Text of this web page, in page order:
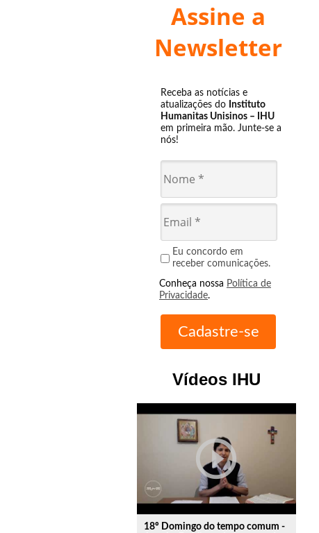
Assine a
Newsletter
Receba as notícias e
atualizações do Instituto
Humanitas Unisinos – IHU
em primeira mão. Junte-se a
nós!
Eu concordo em
receber comunicações.
Conheça nossa Política de
Privacidade.
Vídeos IHU
play_circle_outline
18º Domingo do tempo comum -